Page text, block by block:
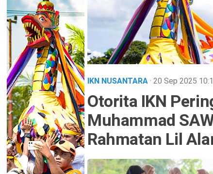
IKN NUSANTARA· 20 Sep 2025
Otorita IKN
Muhammad
Rahmatan Lil